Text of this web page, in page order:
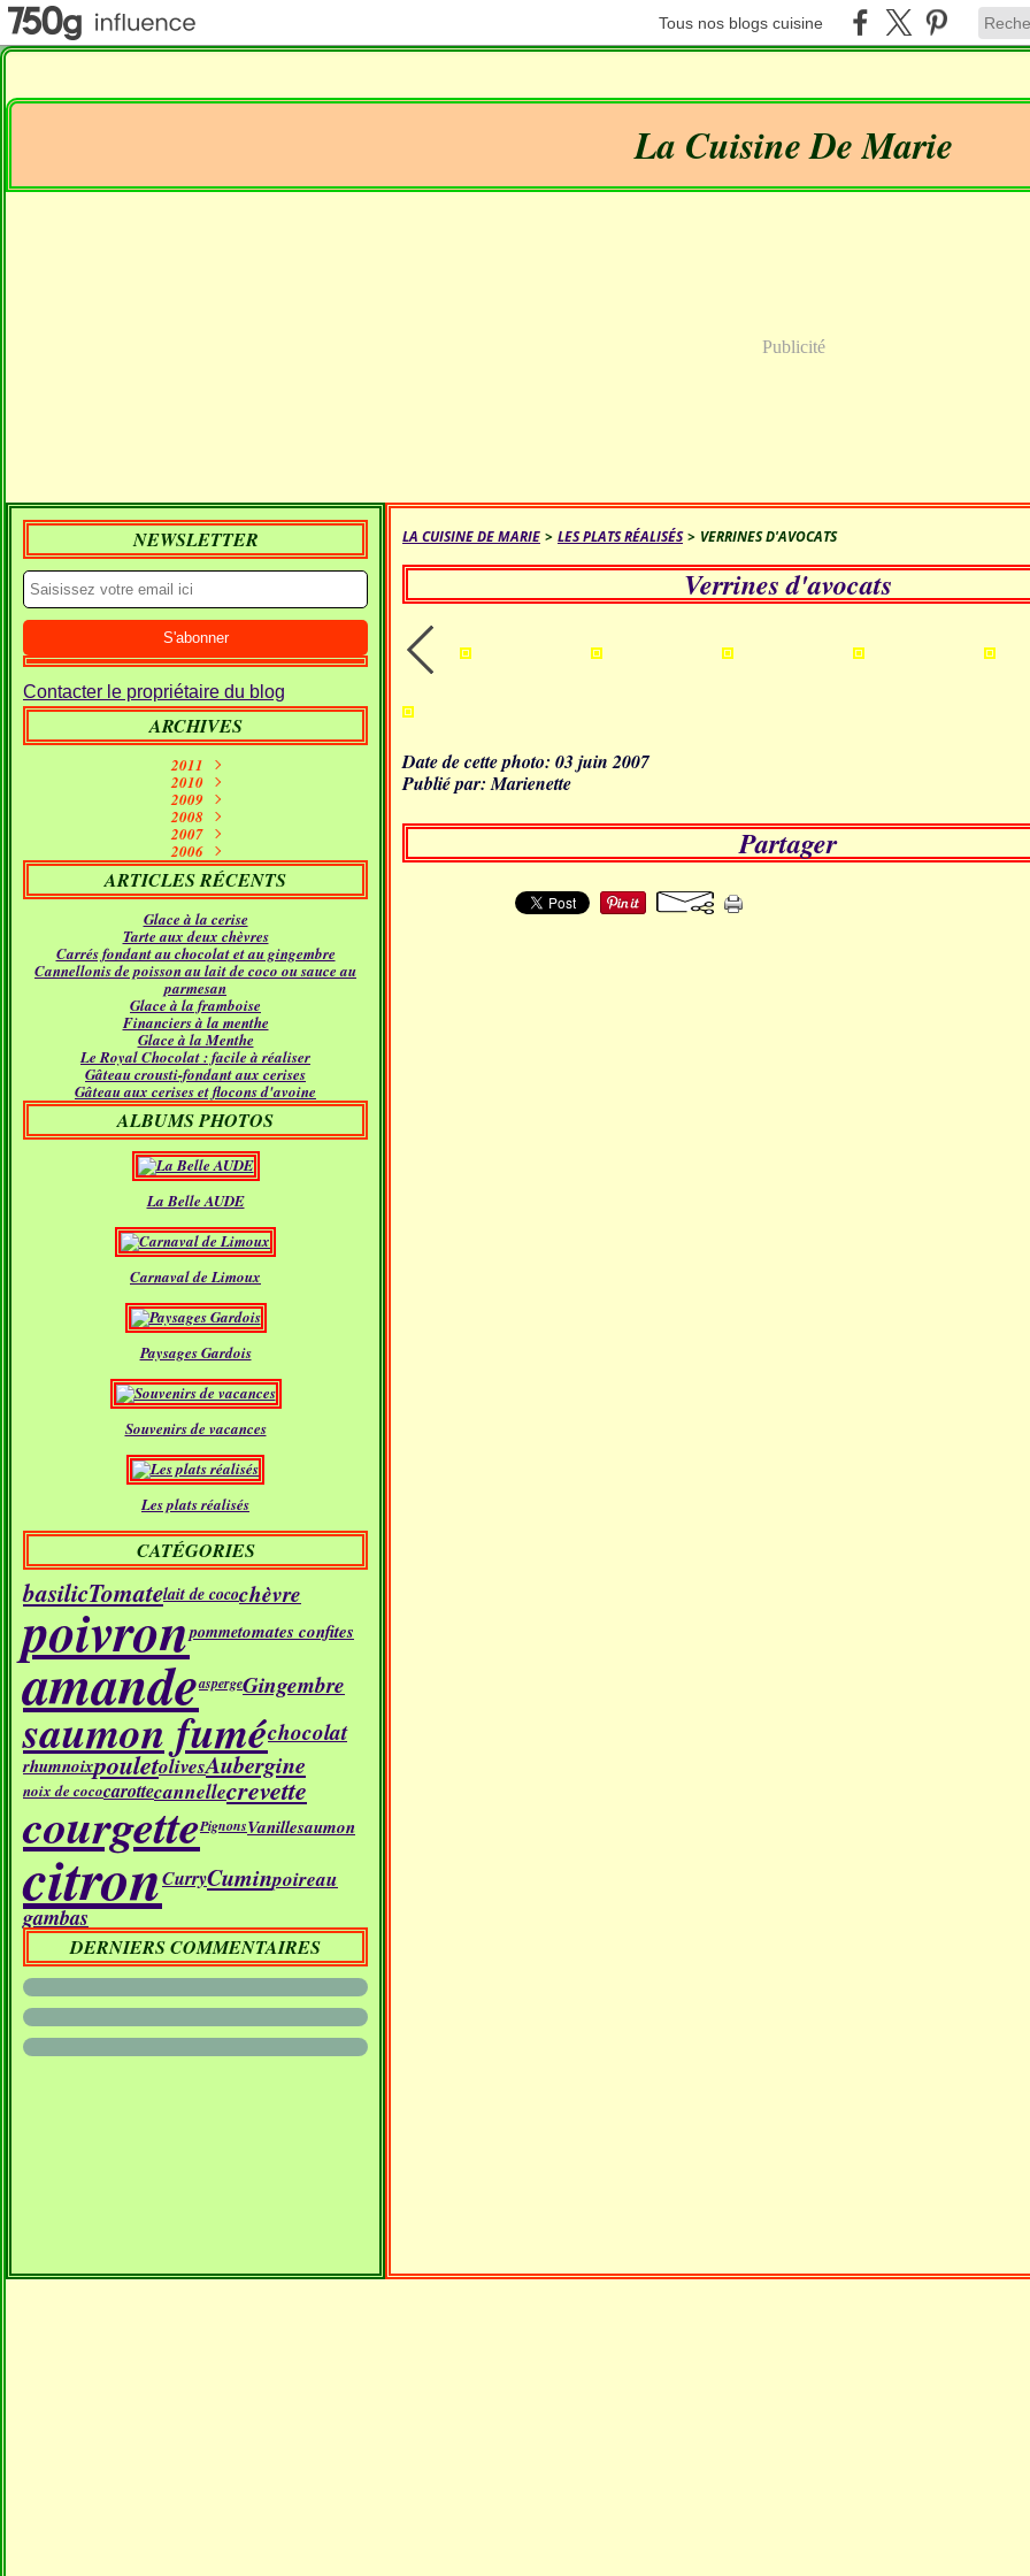
Tous nos blogs cuisine
La Cuisine De Marie
Publicité
NEWSLETTER
Contacter le propriétaire du blog
ARCHIVES
2011
Septembre
Juin (10)
Mai
(7)
Avril (7)
Mars (5)
Février(11)
Janvier(5)
2010
Janvier
2009
Décembre
Novembre
Octobre
Septembre(9)
Août(5)
Juillet(9)
Juin (12)
Mai(17)
Avril(14)
Mars(21)
Février(12)
Janvier(16)
2008
Décembre
Novembre
Octobre(16)
Septembre(18)
Août(4)
Juillet(11)
Juin(12)
Mai(16)
Avril(14)
Mars(15)
Février(11)
Janvier(21)
2007
Décembre
Novembre(26)
Octobre(24)
Septembre(31)
Août (21)
Juillet(18)
Juin(22)
Mai(24)
Avril(24)
Mars(30)
Février(23)
Janvier(18)
2006
Décembre(21)
Novembre(23)
Octobre(19)
ARTICLES RÉCENTS
Glace à la cerise
Tarte aux deux chèvres
Carrés fondant au chocolat et au gingembre
Cannellonis de poisson au lait de coco ou sauce au
parmesan
Glace à la framboise
Financiers à la menthe
Glace à la Menthe
Le Royal Chocolat : facile à réaliser
Gâteau crousti-fondant aux cerises
Gâteau aux cerises et flocons d'avoine
ALBUMS PHOTOS
La Belle AUDE
Carnaval de Limoux
Paysages Gardois
Souvenirs de vacances
Les plats réalisés
CATÉGORIES
basilicTomatelait de cocochèvre
poivronpommetomates confites
amandeaspergeGingembre
saumon fuméchocolat
rhumnoixpouletolivesAubergine
noix de cococarottecannellecrevette
courgettePignonsVanillesaumon
citronCurryCuminpoireau
gambas
DERNIERS COMMENTAIRES
LA CUISINE DE MARIE > LES PLATS RÉALISÉS > VERRINES D'AVOCATS
Verrines d'avocats
Date de cette photo: 03 juin 2007
Publié par: Marienette
Partager